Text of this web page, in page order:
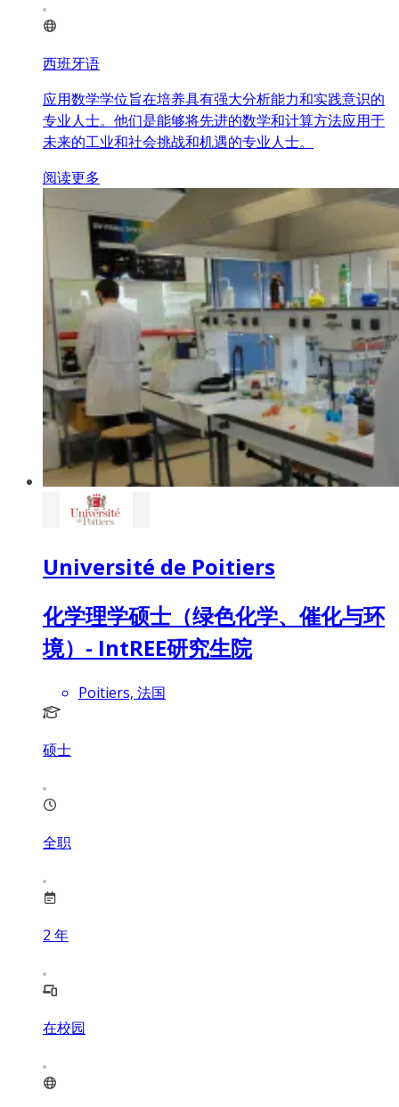
西班牙语
应用数学学位旨在培养具有强大分析能力和实践意识的
专业人士。他们是能够将先进的数学和计算方法应用于
未来的工业和社会挑战和机遇的专业人士。
阅读更多
Université de Poitiers
化学理学硕士（绿色化学、催化与环
境）- IntREE研究生院
Poitiers, 法国
硕士
全职
2 年
在校园